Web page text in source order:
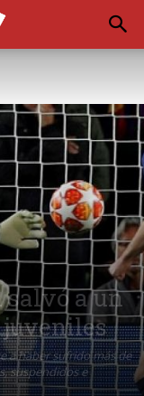
salvó a un
juveniles
a haber sufrido más de
suspendidos e